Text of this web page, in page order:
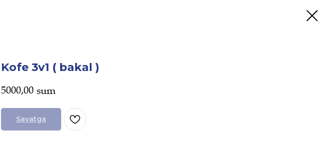
Kofe 3v1 ( bakal )
5000,00 sum
Savatga